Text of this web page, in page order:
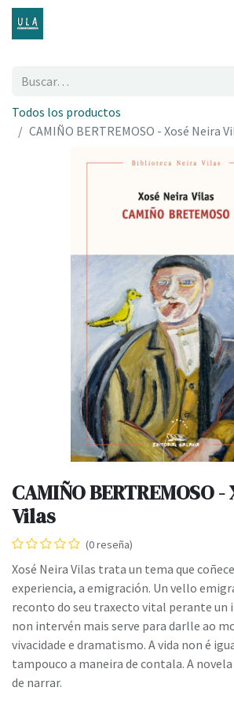
Todos los productos
CAMIÑO BERTREMOSO - Xosé Neira
CAMIÑO BERTREMOSO
Vilas
(0 reseña)
Xosé Neira Vilas trata un tema que
experiencia, a emigración. Un vello
reconto do seu traxecto vital perante un
non intervén mais serve para darlle ao
vivacidade e dramatismo. A vida non é
tampouco a maneira de contala. A
de narrar.